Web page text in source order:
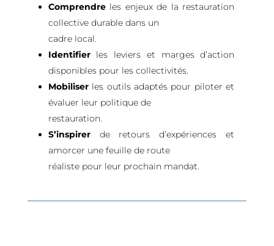
Comprendreles enjeux de la restauration
collective durable dans un
cadre local.
Identifierles leviers et marges d’action
disponibles pour les collectivités.
Mobiliserles outils adaptés pour piloter et
évaluer leur politique de
restauration.
S’inspirerde retours d’expériences et
amorcer une feuille de route
réaliste pour leur prochain mandat.